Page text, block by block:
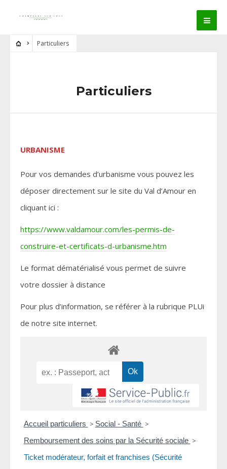
Particuliers
Particuliers
URBANISME
Pour vos demandes d’urbanisme vous pouvez les
déposer directement sur le site du Val d’Amour en
cliquant ici :
https://www.valdamour.com/les-permis-de-
construire-et-certificats-d-urbanisme.htm
Le format dématérialisé vous permet de suivre
votre dossier à distance
Pour plus d’information, se référer à la rubrique PLUi
de notre site internet.
Accueil particuliers > Social - Santé >
Remboursement des soins par la Sécurité sociale >
Ticket modérateur, forfait et franchises (Sécurité